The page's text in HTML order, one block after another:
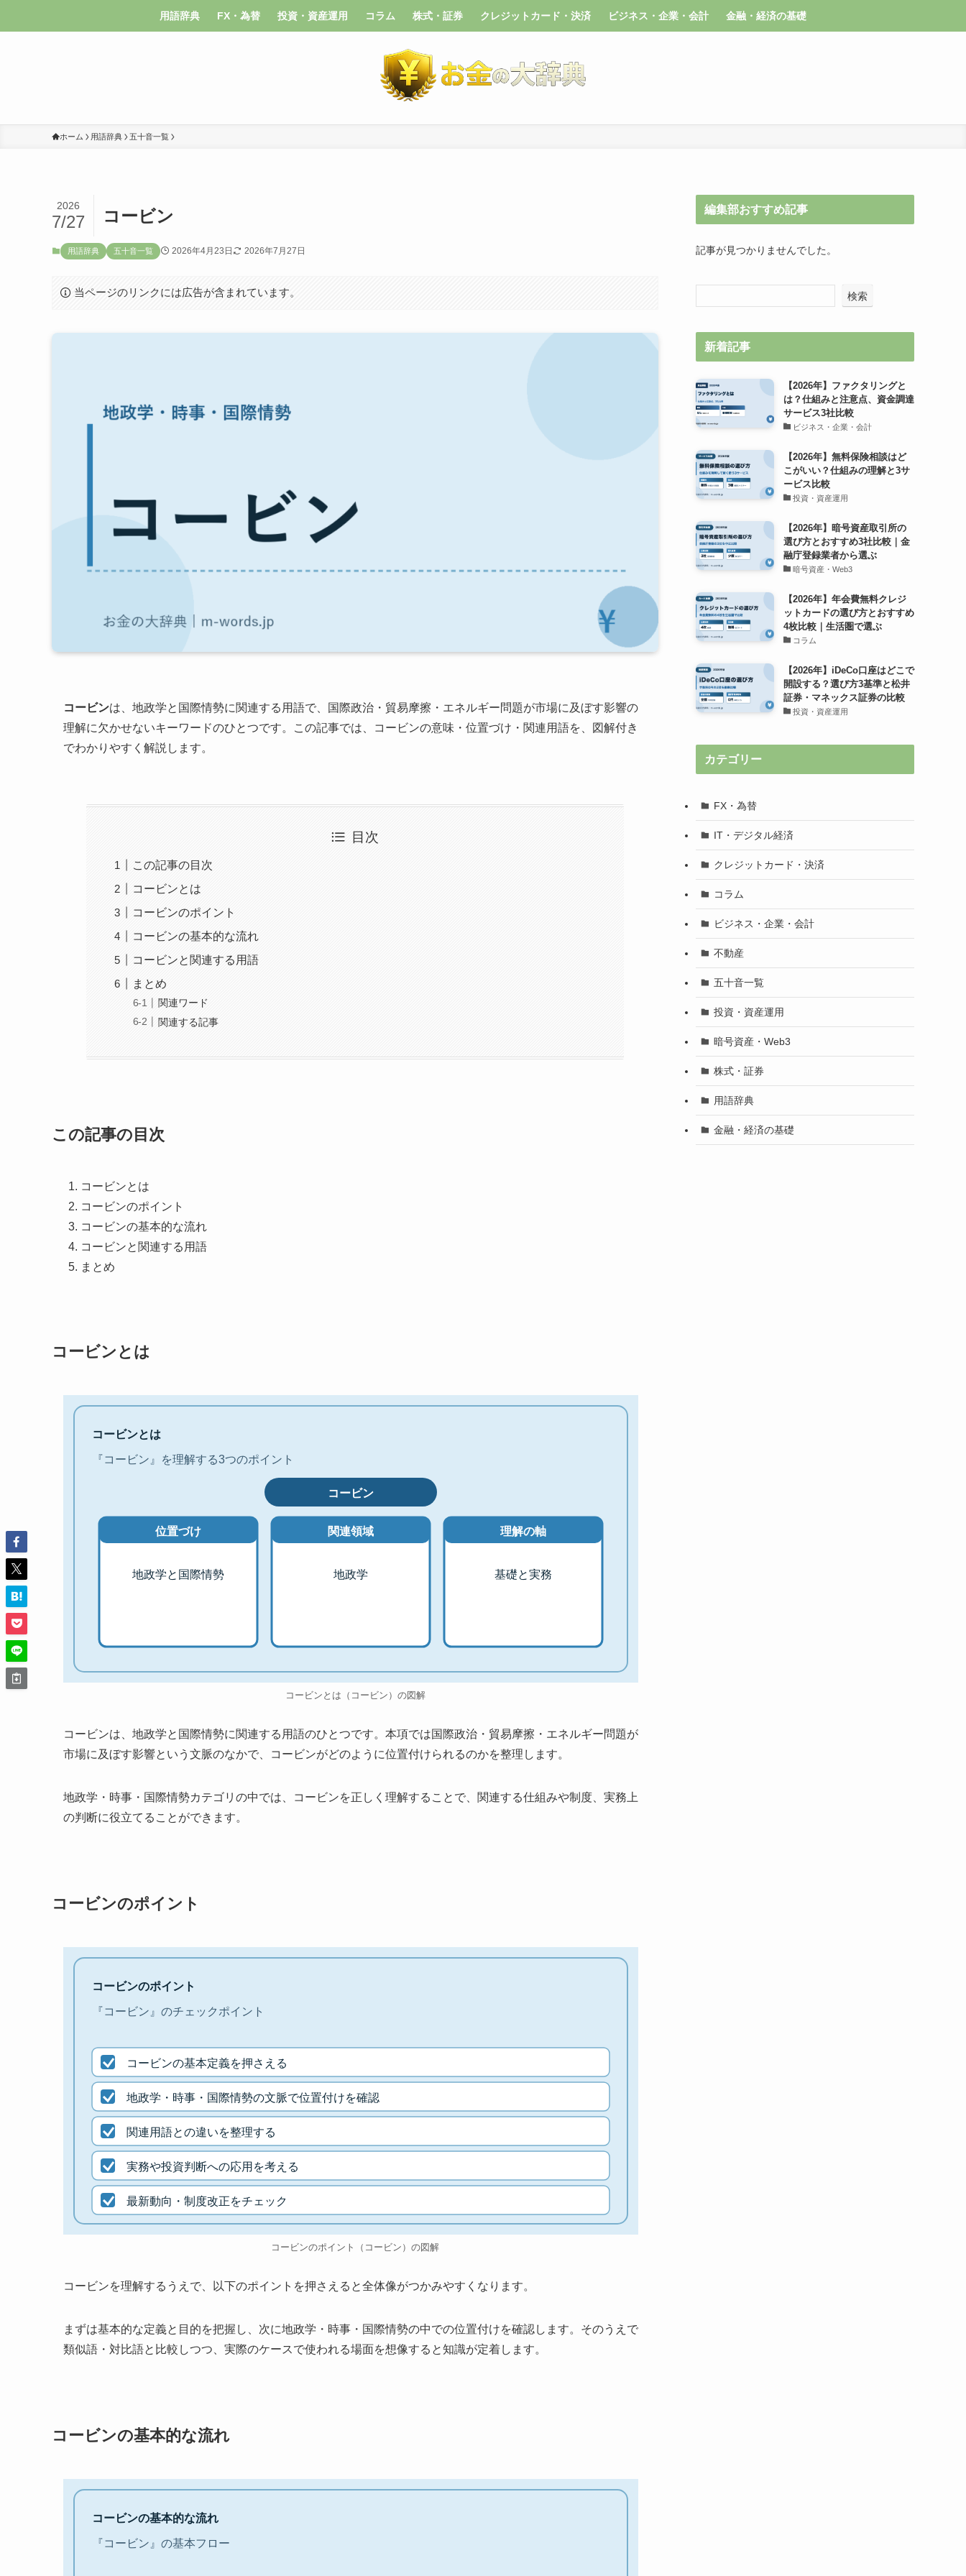
用語辞典 FX・為替 投資・資産運用 コラム 株式・証券 クレジットカード・決済 ビジネス・企業・会計 金融・経済の基礎
ホーム 用語辞典 五十音一覧
コービン
2026
7/27
用語辞典 五十音一覧 2026年4月23日 2026年7月27日
当ページのリンクには広告が含まれています。
コービンは、地政学と国際情勢に関連する用語で、国際政治・貿易摩擦・エネルギー問題が市場に及ぼす影響の
理解に欠かせないキーワードのひとつです。この記事では、コービンの意味・位置づけ・関連用語を、図解付き
でわかりやすく解説します。
目次
この記事の目次
コービンとは
コービンのポイント
コービンの基本的な流れ
コービンと関連する用語
まとめ
関連ワード
関連する記事
この記事の目次
コービンとは
コービンのポイント
コービンの基本的な流れ
コービンと関連する用語
まとめ
コービンとは
コービンとは
『コービン』を理解する3つのポイント
コービン
位置づけ
地政学と国際情勢
関連領域
地政学
理解の軸
基礎と実務
コービンとは（コービン）の図解
コービンは、地政学と国際情勢に関連する用語のひとつです。本項では国際政治・貿易摩擦・エネルギー問題が
市場に及ぼす影響という文脈のなかで、コービンがどのように位置付けられるのかを整理します。
地政学・時事・国際情勢カテゴリの中では、コービンを正しく理解することで、関連する仕組みや制度、実務上
の判断に役立てることができます。
コービンのポイント
コービンのポイント
『コービン』のチェックポイント
コービンの基本定義を押さえる
地政学・時事・国際情勢の文脈で位置付けを確認
関連用語との違いを整理する
実務や投資判断への応用を考える
最新動向・制度改正をチェック
コービンのポイント（コービン）の図解
コービンを理解するうえで、以下のポイントを押さえると全体像がつかみやすくなります。
まずは基本的な定義と目的を把握し、次に地政学・時事・国際情勢の中での位置付けを確認します。そのうえで
類似語・対比語と比較しつつ、実際のケースで使われる場面を想像すると知識が定着します。
コービンの基本的な流れ
コービンの基本的な流れ
『コービン』の基本フロー
編集部おすすめ記事
記事が見つかりませんでした。
検索
新着記事
【2026年】ファクタリングと
は？仕組みと注意点、資金調達
サービス3社比較
ビジネス・企業・会計
【2026年】無料保険相談はど
こがいい？仕組みの理解と3サ
ービス比較
投資・資産運用
【2026年】暗号資産取引所の
選び方とおすすめ3社比較｜金
融庁登録業者から選ぶ
暗号資産・Web3
【2026年】年会費無料クレジ
ットカードの選び方とおすすめ
4枚比較｜生活圏で選ぶ
コラム
【2026年】iDeCo口座はどこで
開設する？選び方3基準と松井
証券・マネックス証券の比較
投資・資産運用
カテゴリー
FX・為替
IT・デジタル経済
クレジットカード・決済
コラム
ビジネス・企業・会計
不動産
五十音一覧
投資・資産運用
暗号資産・Web3
株式・証券
用語辞典
金融・経済の基礎